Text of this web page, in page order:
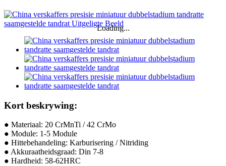
Loading...
Kort beskrywing:
● Materiaal: 20 CrMnTi / 42 CrMo
● Module: 1-5 Module
● Hittebehandeling: Karburisering / Nitriding
● Akkuraatheidsgraad: Din 7-8
● Hardheid: 58-62HRC